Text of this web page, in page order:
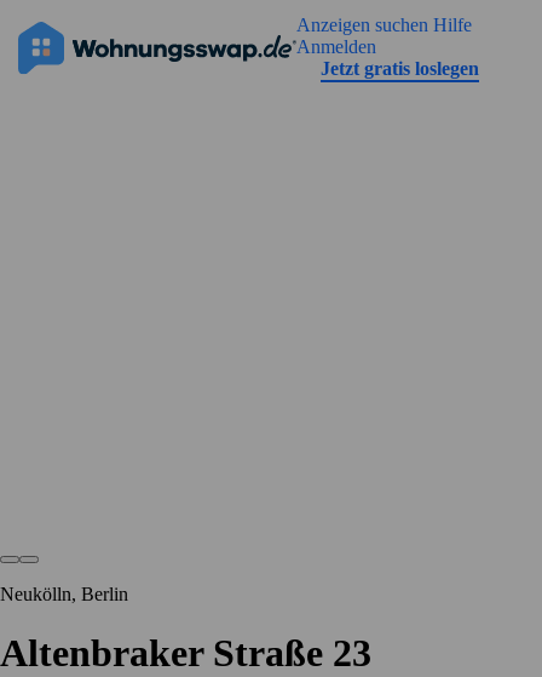
Anzeigen suchen Hilfe
Anmelden
Jetzt gratis loslegen
Die Anzeige hat noch keine Bilder
Straßenansicht
Neukölln, Berlin
Altenbraker Straße 23